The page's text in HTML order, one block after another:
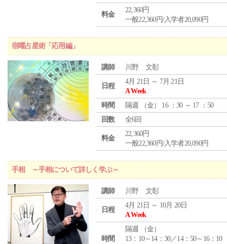
料金
22,360円
一般22,360円/入学者20,090円
宿曜占星術「応用編」
講師 川野 文彰
日程
4月 21日 ～ 7月 21日
A Week
時間
隔週 （金） 16 ：30 ～ 17 ：50
回数
全6回
料金
22,360円
一般22,360円/入学者20,090円
手相 ～手相について詳しく学ぶ～
講師 川野 文彰
日程
4月 21日 ～ 10月 20日
A Week
時間
隔週 （金）
13：10～14：30／14：50～16：10